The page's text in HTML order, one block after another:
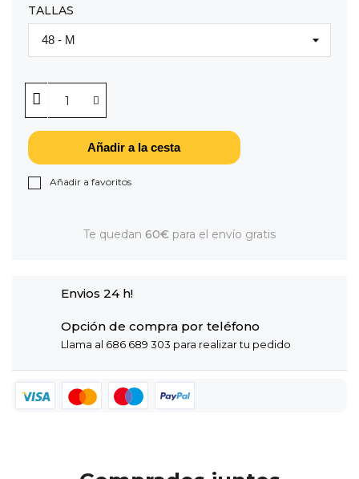
TALLAS
Añadir a la cesta
Añadir a favoritos
Te quedan 60€ para el envío gratis
Envios 24 h!
Opción de compra por teléfono
Llama al 686 689 303 para realizar tu pedido